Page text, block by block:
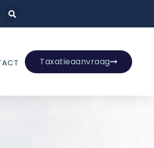
Taxatieaanvraag